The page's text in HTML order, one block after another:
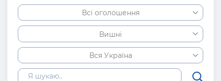
Всі оголошення
Вишні
Вся Україна